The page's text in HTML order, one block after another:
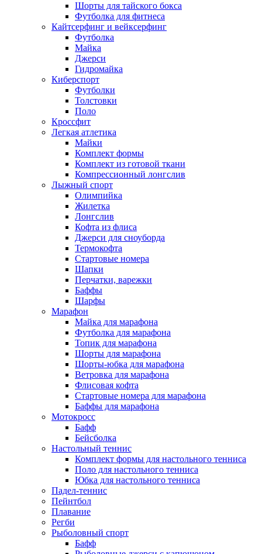
Шорты для тайского бокса
Футболка для фитнеса
Кайтсерфинг и вейксерфинг
Футболка
Майка
Джерси
Гидромайка
Киберспорт
Футболки
Толстовки
Поло
Кроссфит
Легкая атлетика
Майки
Комплект формы
Комплект из готовой ткани
Компрессионный лонгслив
Лыжный спорт
Олимпийка
Жилетка
Лонгслив
Кофта из флиса
Джерси для сноуборда
Термокофта
Стартовые номера
Шапки
Перчатки, варежки
Баффы
Шарфы
Марафон
Майка для марафона
Футболка для марафона
Топик для марафона
Шорты для марафона
Шорты-юбка для марафона
Ветровка для марафона
Флисовая кофта
Стартовые номера для марафона
Баффы для марафона
Мотокросс
Бафф
Бейсболка
Настольный теннис
Комплект формы для настольного тенниса
Поло для настольного тенниса
Юбка для настольного тенниса
Падел-теннис
Пейнтбол
Плавание
Регби
Рыболовный спорт
Бафф